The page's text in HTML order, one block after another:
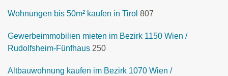
Wohnungen bis 50m² kaufen in Tirol 807
Gewerbeimmobilien mieten im Bezirk 1150 Wien /
Rudolfsheim-Fünfhaus 250
Altbauwohnung kaufen im Bezirk 1070 Wien /